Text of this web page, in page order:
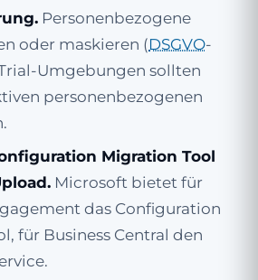
Personenbezogene
oder maskieren (DSGVO-
Umgebungen sollten
personenbezogenen
Migration Tool
Microsoft bietet für
das Configuration
für Business Central den